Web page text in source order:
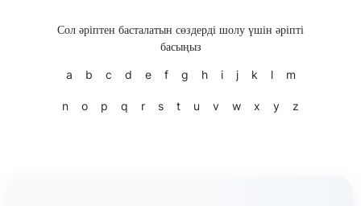
Сол әріптен басталатын сөздерді шолу үшін әріпті
басыңыз
a b c d e f g h i j k l m
n o p q r s t u v w x y z